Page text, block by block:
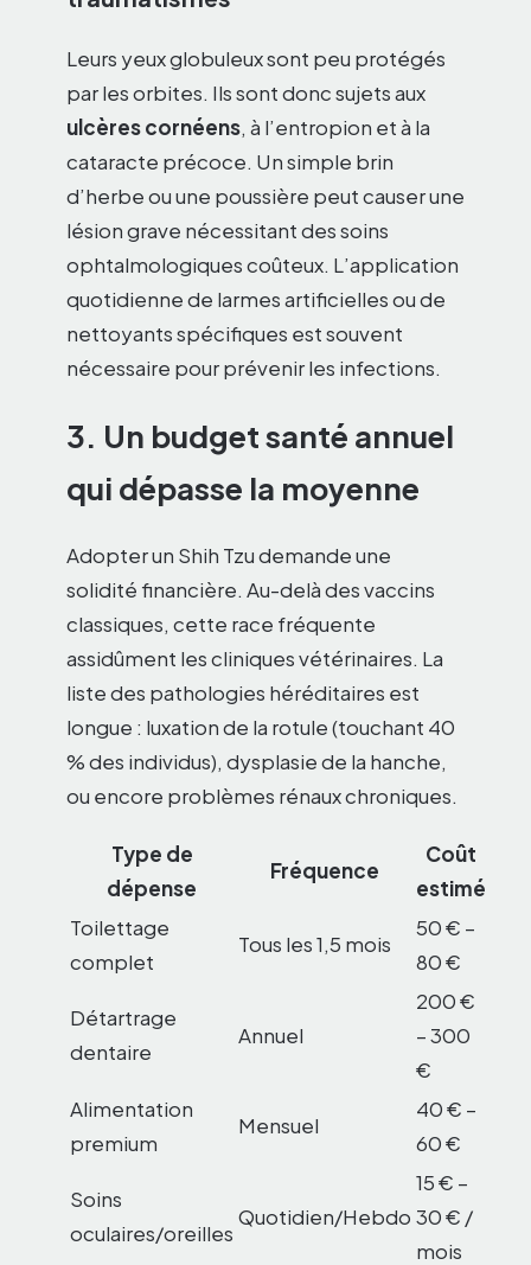
Leurs yeux globuleux sont peu protégés
par les orbites. Ils sont donc sujets aux
ulcères cornéens, à l’entropion et à la
cataracte précoce. Un simple brin
d’herbe ou une poussière peut causer une
lésion grave nécessitant des soins
ophtalmologiques coûteux. L’application
quotidienne de larmes artificielles ou de
nettoyants spécifiques est souvent
nécessaire pour prévenir les infections.
3. Un budget santé annuel
qui dépasse la moyenne
Adopter un Shih Tzu demande une
solidité financière. Au-delà des vaccins
classiques, cette race fréquente
assidûment les cliniques vétérinaires. La
liste des pathologies héréditaires est
longue : luxation de la rotule (touchant 40
% des individus), dysplasie de la hanche,
ou encore problèmes rénaux chroniques.
Type de
dépense
Fréquence
Coût
estimé
Toilettage
complet
Tous les 1,5 mois
50 € –
80 €
Détartrage
dentaire
Annuel
200 €
– 300
€
Alimentation
premium
Mensuel
40 € –
60 €
Soins
oculaires/oreilles
Quotidien/Hebdo
15 € –
30 € /
mois